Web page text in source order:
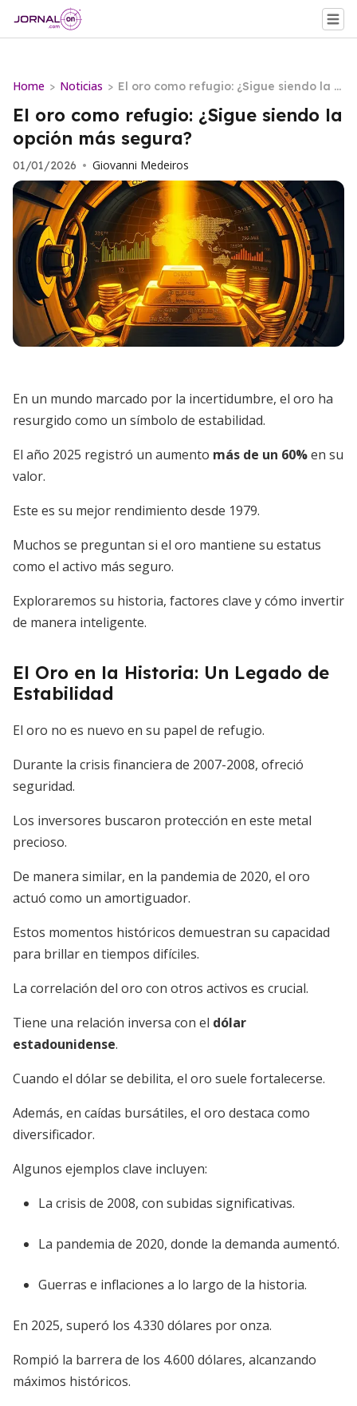
Home > Noticias > El oro como refugio: ¿Sigue siendo la o
pción más segura?
El oro como refugio: ¿Sigue siendo la
opción más segura?
01/01/2026 • Giovanni Medeiros
En un mundo marcado por la incertidumbre, el oro ha
resurgido como un símbolo de estabilidad.
El año 2025 registró un aumento más de un 60%en su
valor.
Este es su mejor rendimiento desde 1979.
Muchos se preguntan si el oro mantiene su estatus
como el activo más seguro.
Exploraremos su historia, factores clave y cómo invertir
de manera inteligente.
El Oro en la Historia: Un Legado de
Estabilidad
El oro no es nuevo en su papel de refugio.
Durante la crisis financiera de 2007-2008, ofreció
seguridad.
Los inversores buscaron protección en este metal
precioso.
De manera similar, en la pandemia de 2020, el oro
actuó como un amortiguador.
Estos momentos históricos demuestran su capacidad
para brillar en tiempos difíciles.
La correlación del oro con otros activos es crucial.
Tiene una relación inversa con el dólar
estadounidense.
Cuando el dólar se debilita, el oro suele fortalecerse.
Además, en caídas bursátiles, el oro destaca como
diversificador.
Algunos ejemplos clave incluyen:
La crisis de 2008, con subidas significativas.
La pandemia de 2020, donde la demanda aumentó.
Guerras e inflaciones a lo largo de la historia.
En 2025, superó los 4.330 dólares por onza.
Rompió la barrera de los 4.600 dólares, alcanzando
máximos históricos.